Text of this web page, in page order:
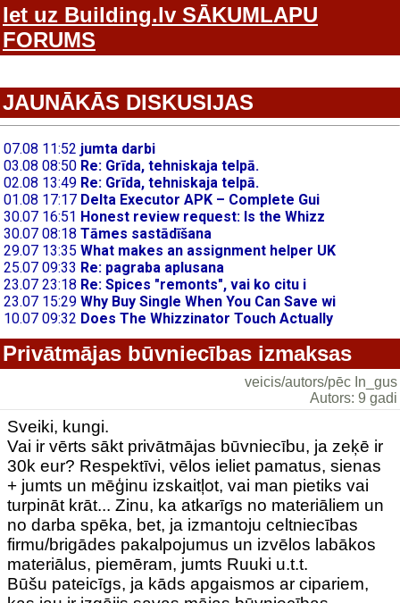
Iet uz Building.lv SĀKUMLAPU
FORUMS
JAUNĀKĀS DISKUSIJAS
Privātmājas būvniecības izmaksas
veicis/autors/pēc In_gus
Autors: 9 gadi
Sveiki, kungi.
Vai ir vērts sākt privātmājas būvniecību, ja zeķē ir
30k eur? Respektīvi, vēlos ieliet pamatus, sienas
+ jumts un mēģinu izskaitļot, vai man pietiks vai
turpināt krāt... Zinu, ka atkarīgs no materiāliem un
no darba spēka, bet, ja izmantoju celtniecības
firmu/brigādes pakalpojumus un izvēlos labākos
materiālus, piemēram, jumts Ruuki u.t.t.
Būšu pateicīgs, ja kāds apgaismos ar cipariem,